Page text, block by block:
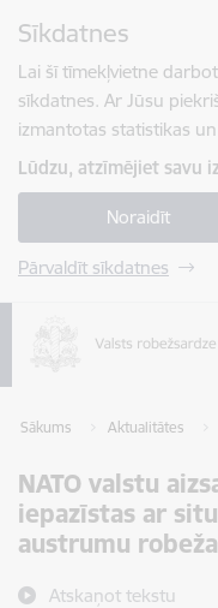
Sīkdatnes
Lai šī tīmekļvietne
sīkdatnes. Ar Jūsu
izmantotas statistikas
Lūdzu, atzīmējiet savu
Noraidīt
Pārvaldīt sīkdatnes
Sākums Aktualitātes
NATO valstu
iepazīstas ar
austrumu
Atskaņot tekstu